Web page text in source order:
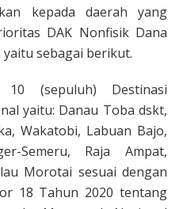
kepada daerah yang
DAK Nonfisik Dana
yaitu sebagai berikut.
(sepuluh) Destinasi
yaitu: Danau Toba dskt,
Wakatobi, Labuan Bajo,
Semeru, Raja Ampat,
Morotai sesuai dengan
18 Tahun 2020 tentang